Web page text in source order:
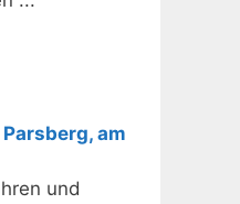
am
und